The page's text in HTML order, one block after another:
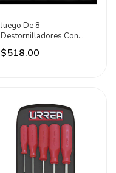
Juego De 8
Destornilladores Con
Mango Rojo,
Combinados Urrea
$518.00